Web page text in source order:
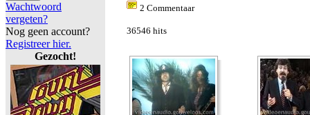
Wachtwoord
vergeten?
Nog geen account?
Registreer hier.
Gezocht!
2 Commentaar
36546 hits